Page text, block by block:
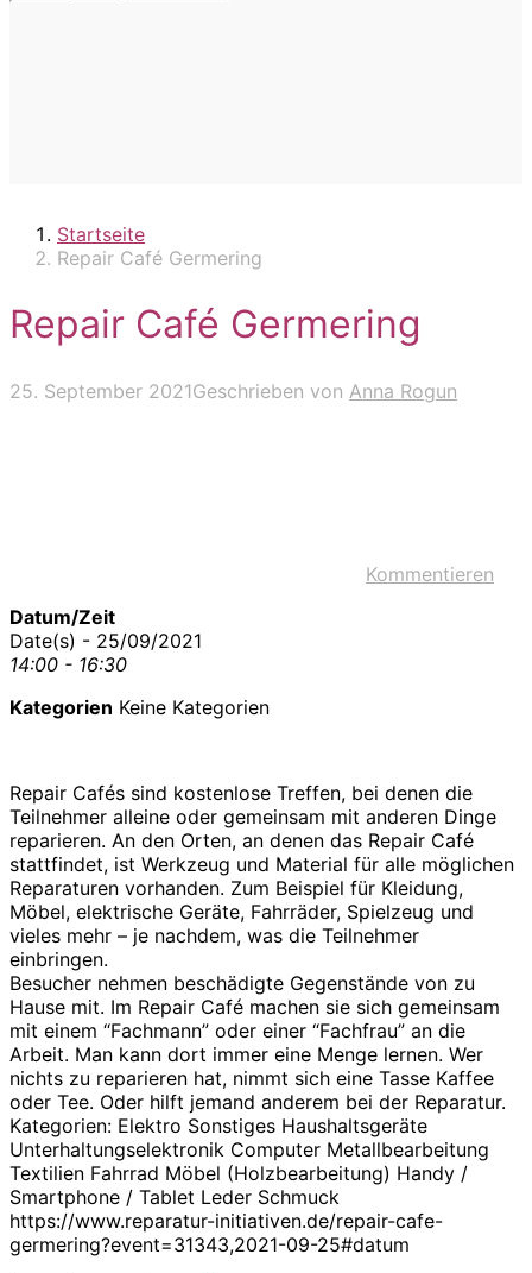
Startseite
Repair Café Germering
Repair Café Germering
25. September 2021Geschrieben von Anna Rogun
Kommentieren
Datum/Zeit
Date(s) - 25/09/2021
14:00 - 16:30
Kategorien Keine Kategorien
Repair Cafés sind kostenlose Treffen, bei denen die
Teilnehmer alleine oder gemeinsam mit anderen Dinge
reparieren. An den Orten, an denen das Repair Café
stattfindet, ist Werkzeug und Material für alle möglichen
Reparaturen vorhanden. Zum Beispiel für Kleidung,
Möbel, elektrische Geräte, Fahrräder, Spielzeug und
vieles mehr – je nachdem, was die Teilnehmer
einbringen.
Besucher nehmen beschädigte Gegenstände von zu
Hause mit. Im Repair Café machen sie sich gemeinsam
mit einem “Fachmann” oder einer “Fachfrau” an die
Arbeit. Man kann dort immer eine Menge lernen. Wer
nichts zu reparieren hat, nimmt sich eine Tasse Kaffee
oder Tee. Oder hilft jemand anderem bei der Reparatur.
Kategorien: Elektro Sonstiges Haushaltsgeräte
Unterhaltungselektronik Computer Metallbearbeitung
Textilien Fahrrad Möbel (Holzbearbeitung) Handy /
Smartphone / Tablet Leder Schmuck
https://www.reparatur-initiativen.de/repair-cafe-
germering?event=31343,2021-09-25#datum